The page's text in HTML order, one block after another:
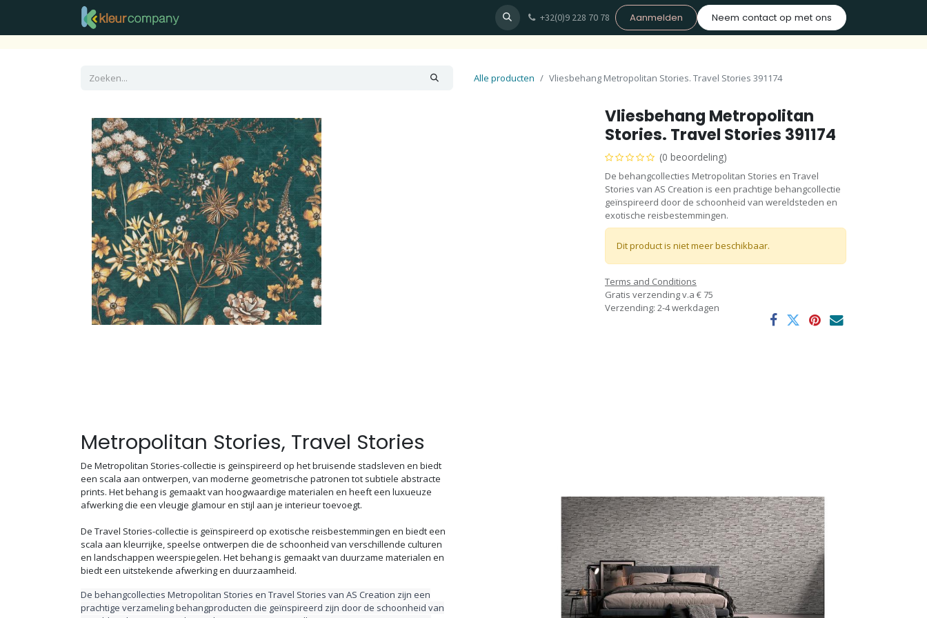
Plan uw afspraak+32(0)9 228 70 78 Aanmelden Neem contact op met ons
Alle producten Vliesbehang Metropolitan Stories. Travel Stories 391174
Vliesbehang Metropolitan
Stories. Travel Stories 391174
(0 beoordeling)
De behangcollecties Metropolitan Stories en Travel
Stories van AS Creation is een prachtige behangcollectie
geïnspireerd door de schoonheid van wereldsteden en
exotische reisbestemmingen.
Dit product is niet meer beschikbaar.
Terms and Conditions
Gratis verzending v.a € 75
Verzending: 2-4 werkdagen
Metropolitan Stories, Travel Stories
De Metropolitan Stories-collectie is geïnspireerd op het bruisende stadsleven en biedt
een scala aan ontwerpen, van moderne geometrische patronen tot subtiele abstracte
prints. Het behang is gemaakt van hoogwaardige materialen en heeft een luxueuze
afwerking die een vleugje glamour en stijl aan je interieur toevoegt.
De Travel Stories-collectie is geïnspireerd op exotische reisbestemmingen en biedt een
scala aan kleurrijke, speelse ontwerpen die de schoonheid van verschillende culturen
en landschappen weerspiegelen. Het behang is gemaakt van duurzame materialen en
biedt een uitstekende afwerking en duurzaamheid.
De behangcollecties Metropolitan Stories en Travel Stories van AS Creation zijn een
prachtige verzameling behangproducten die geïnspireerd zijn door de schoonheid van